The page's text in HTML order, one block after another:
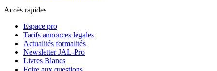
Accès rapides
Espace pro
Tarifs annonces légales
Actualités formalités
Newsletter JAL-Pro
Livres Blancs
Foire aux questions